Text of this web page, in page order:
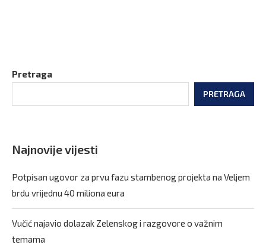
Pretraga
PRETRAGA
Najnovije vijesti
Potpisan ugovor za prvu fazu stambenog projekta na Veljem
brdu vrijednu 40 miliona eura
Vučić najavio dolazak Zelenskog i razgovore o važnim
temama